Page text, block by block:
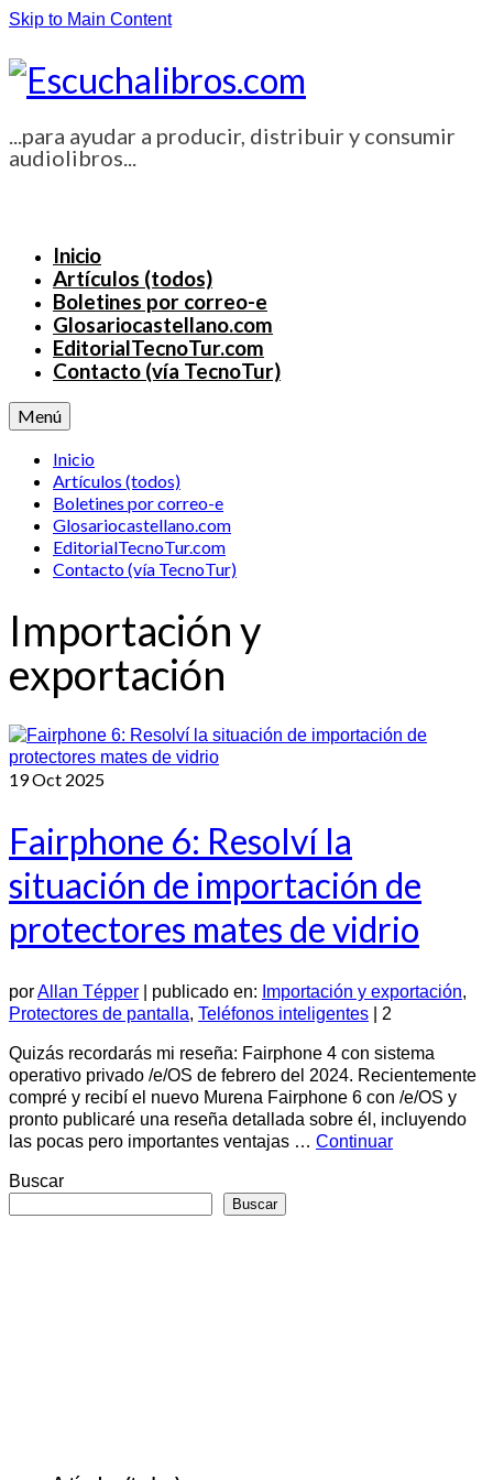
Skip to Main Content
...para ayudar a producir, distribuir y consumir
audiolibros...
Inicio
Artículos (todos)
Boletines por correo-e
Glosariocastellano.com
EditorialTecnoTur.com
Contacto (vía TecnoTur)
Menú
Inicio
Artículos (todos)
Boletines por correo-e
Glosariocastellano.com
EditorialTecnoTur.com
Contacto (vía TecnoTur)
Importación y
exportación
19Oct 2025
Fairphone 6: Resolví la
situación de importación de
protectores mates de vidrio
porAllan Tépper publicado en: Importación y exportación,
Protectores de pantalla, Teléfonos inteligentes 2
Quizás recordarás mi reseña: Fairphone 4 con sistema
operativo privado /e/OS de febrero del 2024. Recientemente
compré y recibí el nuevo Murena Fairphone 6 con /e/OS y
pronto publicaré una reseña detallada sobre él, incluyendo
las pocas pero importantes ventajas … Continuar
Buscar
Buscar